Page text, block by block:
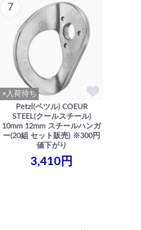
7
×入荷待ち
Petzl(ペツル) COEUR
STEEL(クールスチール)
10mm 12mm スチールハンガ
ー(20組 セット販売) ※300円
値下がり
3,410円